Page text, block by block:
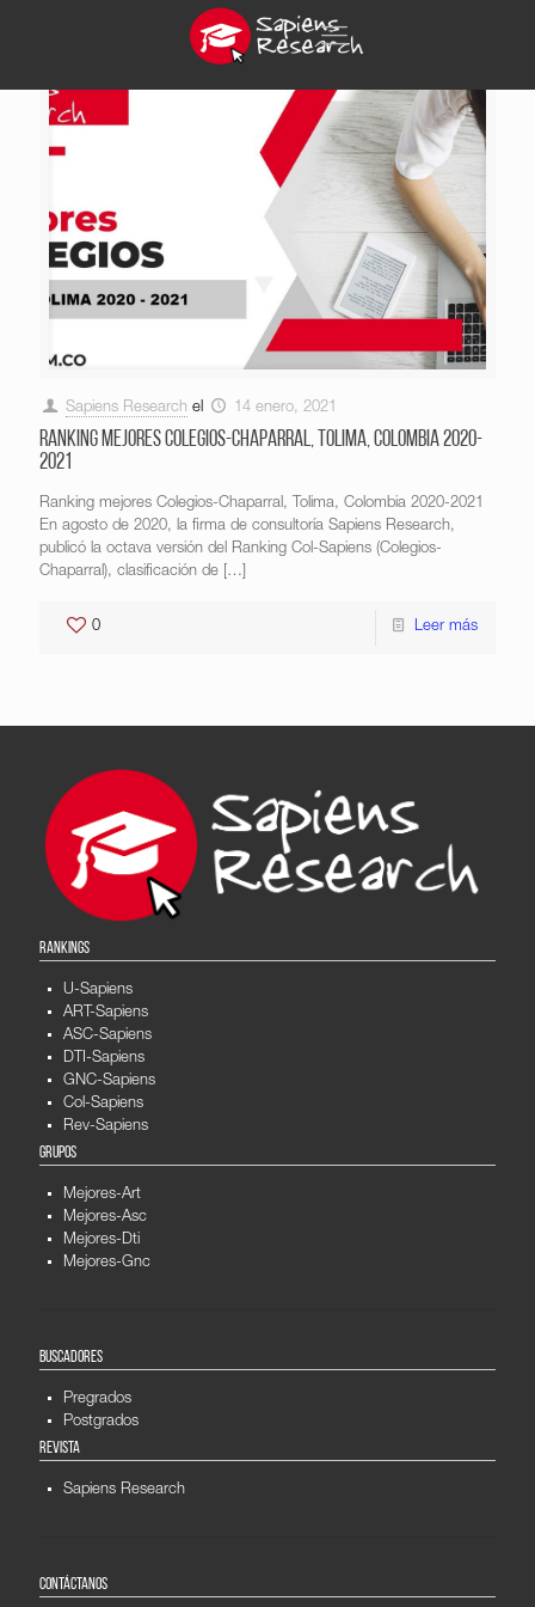
Sapiens Research el 14 enero, 2021
Ranking mejores Colegios-Chaparral, Tolima, Colombia 2020-
2021
Ranking mejores Colegios-Chaparral, Tolima, Colombia 2020-2021
En agosto de 2020, la firma de consultoría Sapiens Research,
publicó la octava versión del Ranking Col-Sapiens (Colegios-
Chaparral), clasificación de […]
0 Leer más
RANKINGS
U-Sapiens
ART-Sapiens
ASC-Sapiens
DTI-Sapiens
GNC-Sapiens
Col-Sapiens
Rev-Sapiens
GRUPOS
Mejores-Art
Mejores-Asc
Mejores-Dti
Mejores-Gnc
BUSCADORES
Pregrados
Postgrados
REVISTA
Sapiens Research
CONTÁCTANOS